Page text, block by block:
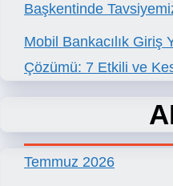
Başkentinde
Mobil Bankacılık Giriş
Çözümü: 7 Etkili ve
Temmuz 2026